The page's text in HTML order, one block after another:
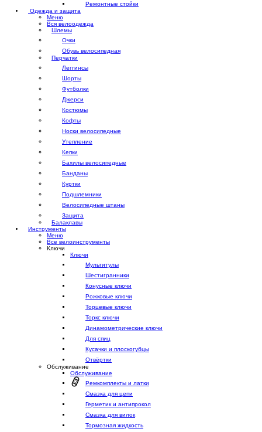
Ремонтные стойки
Одежда и защита
Меню
Вся велоодежда
Шлемы
Очки
Обувь велосипедная
Перчатки
Леггинсы
Шорты
Футболки
Джерси
Костюмы
Кофты
Носки велосипедные
Утепление
Кепки
Бахилы велосипедные
Банданы
Куртки
Подшлемники
Велосипедные штаны
Защита
Балаклавы
Инструменты
Меню
Все велоинструменты
Ключи
Ключи
Мультитулы
Шестигранники
Конусные ключи
Рожковые ключи
Торцевые ключи
Торкс ключи
Динамометрические ключи
Для спиц
Кусачки и плоскогубцы
Отвёртки
Обслуживание
Обслуживание
Ремкомплекты и латки
Смазка для цепи
Герметик и антипрокол
Смазка для вилок
Тормозная жидкость